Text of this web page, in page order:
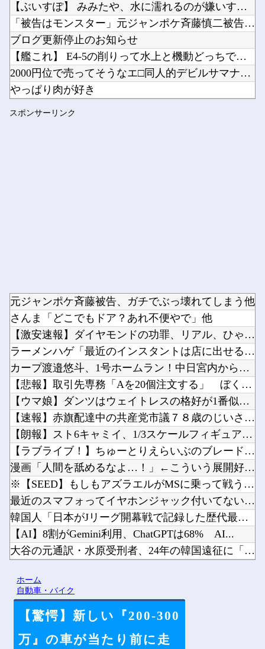
Powered by livedoor 相互RSS
【ぶいすぽ】 みみたや、水に濡れるのが嫌いすぎて水着を1着も...
「被告はモンスター」元ジャンポケ斉藤慎二被告に懲役７年求刑で...
ブログ更新停止のお知らせ
【艦これ】 E4-5の削りって水上と機動どっちでやったでち？
2000円位で売ってそうなエ□同人的デビルサマナー 第2話
やっぱり肉が好き
スポンサーリンク
元ジャンポケ斉藤被告、ガチでぶっ壊れてしまう他
さんま「どこでもドア？あれ不便やで」他
【激安速報】ダイヤモンドの功罪、リアル、ひゃくえむ。などがK...
ラーメンハゲ「最近のインスタントは店に出せるレベル」ラーメン...
カープ渡邉悠斗、1号ホームラン！中日宮内から今季初本塁打！仲...
【悲報】取引先専務「Aを20個注文する」 ぼく「いつも1～2...
【ウマ娘】ダンツはウェイトレスの格好が1番似合うよな。他
【速報】赤旗配達中の共産党市議７８歳のじいさん、左に寄りすぎ...
【朗報】スト6キャミイ、1/3スケールフィギュアが登場他
【ラブライブ！】ちゅーとりえらいぶのブレードの電池なんだけど...
漫画「人間を舐めるなよ…！」←こういう展開好きなんやがｗｗｗ...
※【SEED】もしもアズラエルがMSに乗って戦うタイプの悪役...
最近のスマフォってイヤホンジャック付いてないの?他
韓国人「日本がJリーグ開幕戦で記録した歴代最多観客数がこちら...
【AI】8割がGemini利用、ChatGPTは68% AI...
大谷の元通訳・水原受刑者、24年の韓国遠征に「なんでドジャー...
Powered by livedoor 相互RSS
ホーム
自動車・バイク
【驚愕】新しい『200-300
万』の車が当たり前に走